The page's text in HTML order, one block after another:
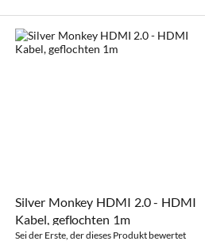
Silver Monkey HDMI 2.0 - HDMI
Kabel, geflochten 1m
Sei der Erste, der dieses Produkt bewertet